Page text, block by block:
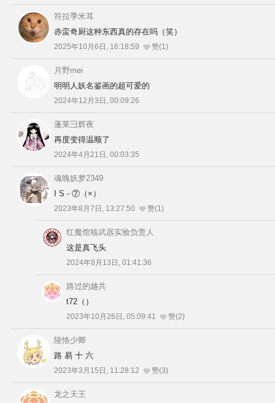
符拉季米耳
赤蛮奇厨这种东西真的存在吗（笑）
2025年10月6日, 16:18:59 赞(1)
月野mei
明明人妖名鉴画的超可爱的
2024年12月3日, 00:09:26
蓬莱彐辉夜
再度变得温顺了
2024年4月21日, 00:03:35
魂魄妖梦2349
I S - ⑦（×）
2023年8月7日, 13:27:50 赞(1)
红魔馆核武器实验负责人
这是真飞头
2024年8月13日, 01:41:36
路过的越共
t72（）
2023年10月26日, 05:09:41 赞(2)
陵恪少卿
路 易 十 六
2023年3月15日, 11:28:12 赞(3)
龙之天王